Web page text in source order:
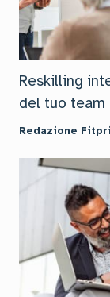
Reskilling
del tuo team
Redazione